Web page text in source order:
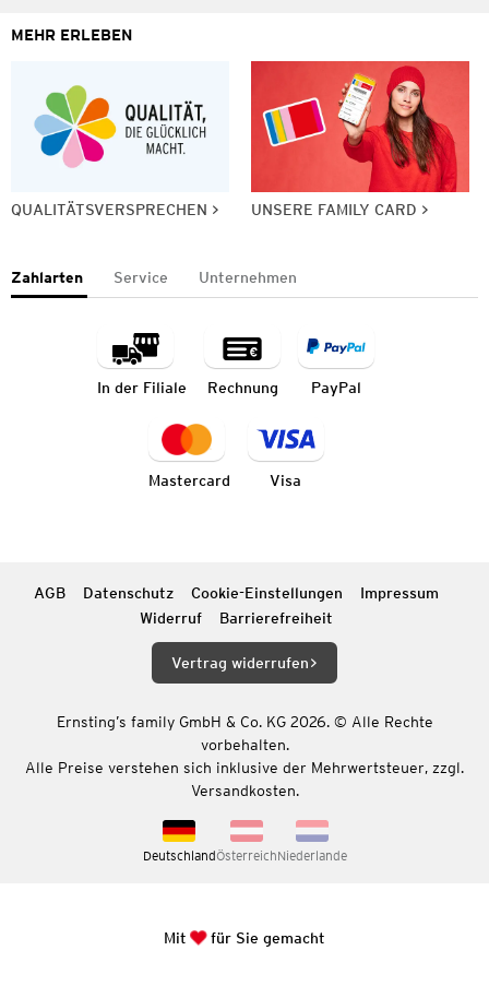
MEHR ERLEBEN
QUALITÄTSVERSPRECHEN UNSERE FAMILY CARD
Zahlarten Service Unternehmen
In der Filiale Rechnung PayPal
Mastercard Visa
AGB Datenschutz Cookie-Einstellungen
Impressum
Widerruf
Barrierefreiheit
Vertrag widerrufen
Ernsting’s family GmbH & Co. KG 2026. © Alle Rechte
vorbehalten.
Alle Preise verstehen sich inklusive der Mehrwertsteuer, zzgl.
Versandkosten.
DeutschlandÖsterreichNiederlande
Mit für Sie gemacht